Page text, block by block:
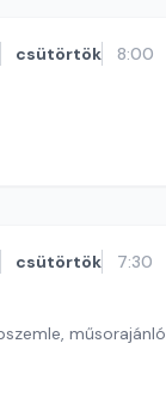
csütörtök 8:00
csütörtök 7:30
műsorajánló